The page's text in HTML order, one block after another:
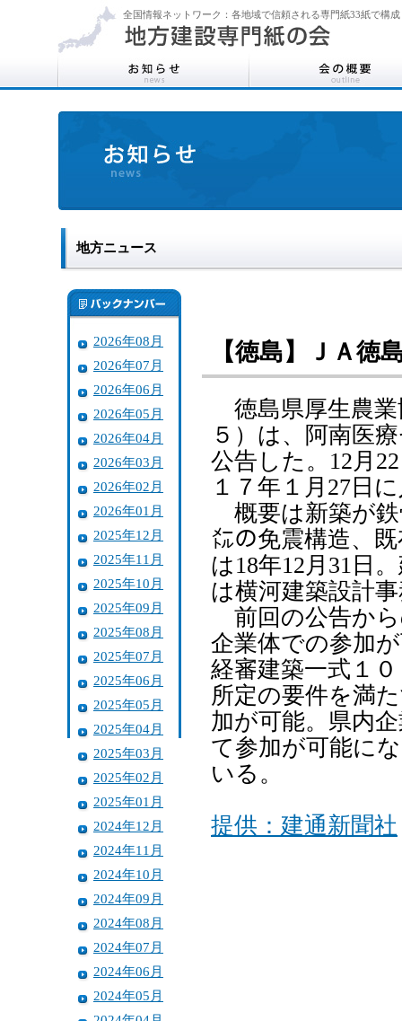
全国情報ネットワーク：各地域で信頼される専門紙33紙で構成
地方ニュース
2026年08月
2026年07月
2026年06月
2026年05月
2026年04月
2026年03月
2026年02月
2026年01月
2025年12月
2025年11月
2025年10月
2025年09月
2025年08月
2025年07月
2025年06月
2025年05月
2025年04月
2025年03月
2025年02月
2025年01月
2024年12月
2024年11月
2024年10月
2024年09月
2024年08月
2024年07月
2024年06月
2024年05月
【徳島】ＪＡ
徳島県厚生農業
５）は、阿南医
公告した。12月
１７年１月27日
概要は新築が鉄
㍍の免震構造、
は18年12月31日
は横河建築設計
前回の公告から
企業体での参加
経審建築一式１
所定の要件を満
加が可能。県内
て参加が可能に
いる。
提供：建通新聞社